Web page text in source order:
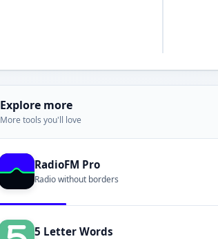
Explore more
More tools you'll love
RadioFM Pro
Radio without borders
5 Letter Words